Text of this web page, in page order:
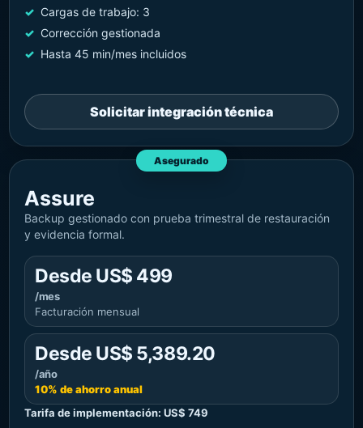
Cargas de trabajo: 3
Corrección gestionada
Hasta 45 min/mes incluidos
Solicitar integración técnica
Asegurado
Assure
Backup gestionado con prueba trimestral de restauración
y evidencia formal.
Desde US$ 499
/mes
Facturación mensual
Desde US$ 5,389.20
/año
10% de ahorro anual
Tarifa de implementación: US$ 749